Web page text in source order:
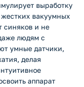
выработку
жестких вакуумных
синяков и не
людям с
умные датчики,
делая
аппарат